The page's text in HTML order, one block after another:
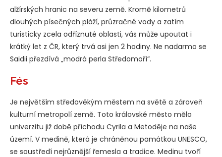
alžírských hranic na severu země. Kromě kilometrů
dlouhých písečných pláží, průzračné vody a zatím
turisticky zcela odříznuté oblasti, vás může upoutat i
krátký let z ČR, který trvá asi jen 2 hodiny. Ne nadarmo se
Saidii přezdívá „modrá perla Středomoří“.
Fés
Je největším středověkým městem na světě a zároveň
kulturní metropolí země. Toto královské město mělo
univerzitu již době příchodu Cyrila a Metoděje na naše
území. V medině, která je chráněnou památkou UNESCO,
se soustředí nejrůznější řemesla a tradice. Medinu tvoří